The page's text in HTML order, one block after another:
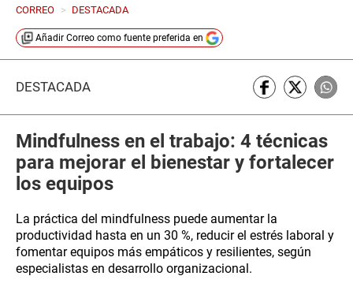
CORREO > DESTACADA
Añadir Correo como fuente preferida en
DESTACADA
Mindfulness en el trabajo: 4 técnicas
para mejorar el bienestar y fortalecer
los equipos
La práctica del mindfulness puede aumentar la
productividad hasta en un 30 %, reducir el estrés laboral y
fomentar equipos más empáticos y resilientes, según
especialistas en desarrollo organizacional.